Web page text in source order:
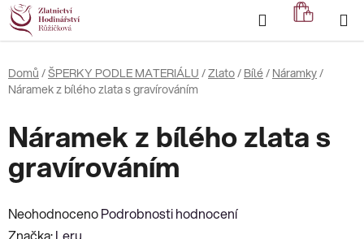
Přejít
na
obsah
Hledat
KOŠÍK
Domů /ŠPERKY PODLE MATERIÁLU /Zlato/ Bílé/ Náramky/
Náramek z bílého zlata s gravírováním
Náramek z bílého zlata s
gravírováním
Průměrné
hodnocení
NeohodnocenoPodrobnosti hodnocení
Značka:Leru